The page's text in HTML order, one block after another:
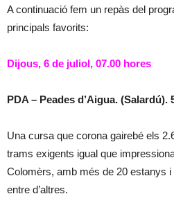
A continuació fem un repàs del
principals favorits:
Dijous, 6 de juliol, 07.00 hores
PDA – Peades d’Aigua. (Salardú).
Una cursa que corona gairebé els
trams exigents igual que
Colomèrs, amb més de 20 estanys
entre d’altres.